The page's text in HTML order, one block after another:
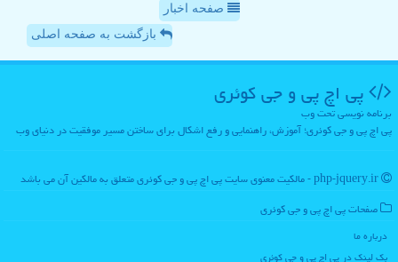
صفحه اخبار
بازگشت به صفحه اصلی
پی اچ پی و جی كوئری
برنامه نویسی تحت وب
پی اچ پی و جی کوئری؛ آموزش، راهنمایی و رفع اشکال برای ساختن مسیر موفقیت در دنیای وب
صفحات پی اچ پی و جی كوئری
درباره ما
بک لینک در پی اچ پی و جی كوئری